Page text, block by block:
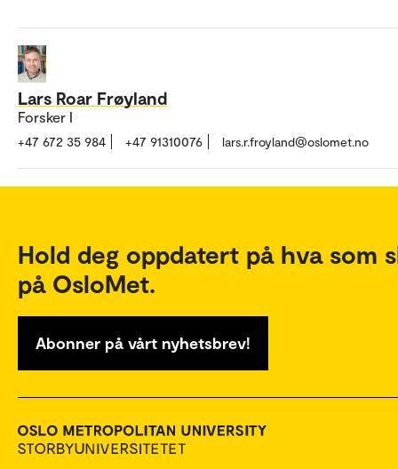
Lars Roar Frøyland
Forsker I
+47 672 35 984 +47 91310076 lars.r.froyland@oslomet.no
Hold deg oppdatert på hva som
på OsloMet.
Abonner på vårt nyhetsbrev!